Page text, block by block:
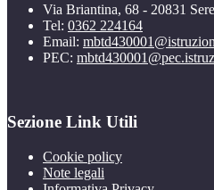
Via Briantina, 68 - 20831
Tel: 0362 224164
Email:
PEC:
Sezione Link Utili
Cookie policy
Note legali